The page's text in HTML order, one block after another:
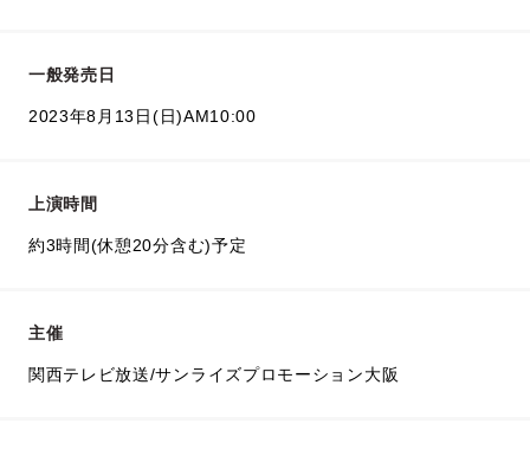
一般発売日
2023年8月13日(日)AM10:00
上演時間
約3時間(休憩20分含む)予定
主催
関西テレビ放送/サンライズプロモーション大阪